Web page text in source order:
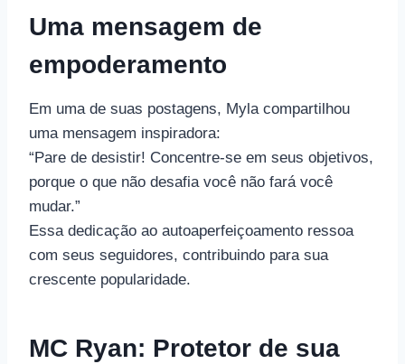
Uma mensagem de
empoderamento
Em uma de suas postagens, Myla compartilhou
uma mensagem inspiradora:
“Pare de desistir! Concentre-se em seus objetivos,
porque o que não desafia você não fará você
mudar.”
Essa dedicação ao autoaperfeiçoamento ressoa
com seus seguidores, contribuindo para sua
crescente popularidade.
MC Ryan: Protetor de sua